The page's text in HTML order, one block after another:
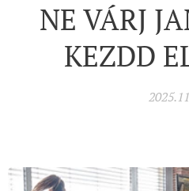
NE VÁRJ
KEZDD